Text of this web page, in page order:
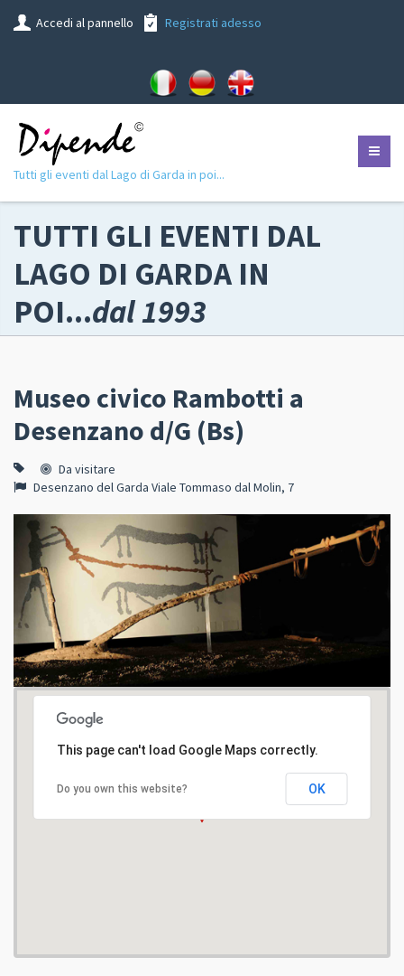
Accedi al pannello Registrati adesso
Tutti gli eventi dal Lago di Garda in poi...
TUTTI GLI EVENTI DAL
LAGO DI GARDA IN
POI...dal 1993
Museo civico Rambotti a
Desenzano d/G (Bs)
Da visitare
Desenzano del Garda Viale Tommaso dal Molin, 7
This page can't load Google Maps correctly.
Do you own this website? OK